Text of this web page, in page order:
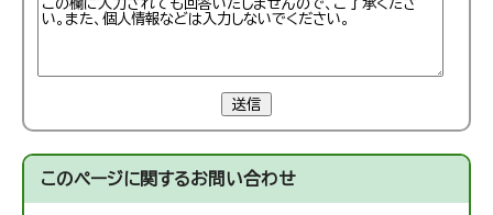
送信
このページに関するお問い合わせ